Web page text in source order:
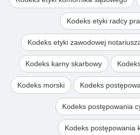
Kodeks etyki radcy
Kodeks etyki zawodowej
Kodeks karny skarbowy
Kodeks morski Kodeks
Kodeks postępowania
Kodeks postępowania